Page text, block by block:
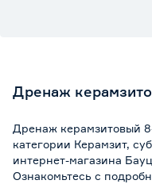
Дренаж
Дренаж керамзитовый
категории Керамзит,
интернет-магазина
Ознакомьтесь с